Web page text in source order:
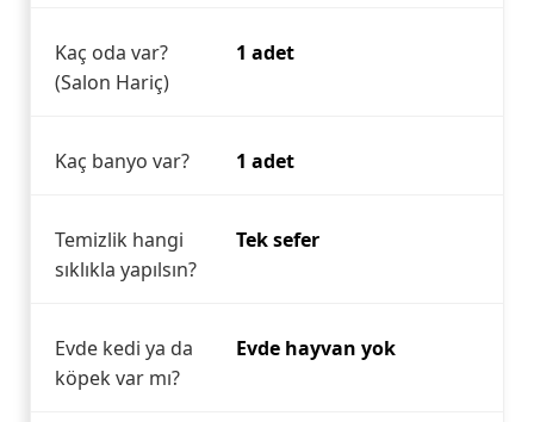
Kaç oda var?
(Salon Hariç)
1 adet
Kaç banyo var? 1 adet
Temizlik hangi
sıklıkla yapılsın?
Tek sefer
Evde kedi ya da
köpek var mı?
Evde hayvan yok